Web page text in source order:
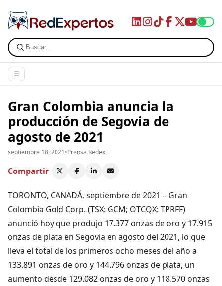
☰
Gran Colombia anuncia la
producción de Segovia de
agosto de 2021
septiembre 18, 2021•Prensa Redex
Compartir
TORONTO, CANADÁ, septiembre de 2021 – Gran
Colombia Gold Corp. (TSX: GCM; OTCQX: TPRFF)
anunció hoy que produjo 17.377 onzas de oro y 17.915
onzas de plata en Segovia en agosto del 2021, lo que
lleva el total de los primeros ocho meses del año a
133.891 onzas de oro y 144.796 onzas de plata, un
aumento desde 129.082 onzas de oro y 118.570 onzas